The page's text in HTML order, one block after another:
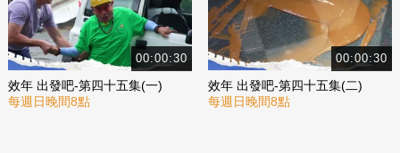
00:00:30
效年 出發吧-第四十五集(一)
每週日晚間8點
00:00:30
效年 出發吧-第四十五集(二)
每週日晚間8點